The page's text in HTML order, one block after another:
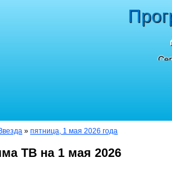
» пятница, 1 мая 2026 года
ТВ на 1 мая 2026